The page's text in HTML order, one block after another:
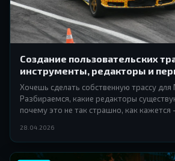
Создание пользовательских
инструменты, редакторы и
моддинге локаций
Хочешь сделать собственную трассу
Разбираемся, какие редакторы
почему это не так страшно, как
28.04.2026